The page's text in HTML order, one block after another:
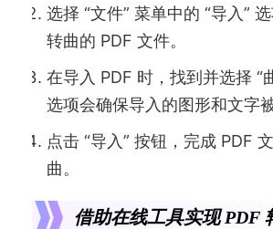
选择 “文件” 菜单中的 “导入”
转曲的 PDF 文件。
在导入 PDF 时，找到并选择 “
选项会确保导入的图形和文字
点击 “导入” 按钮，完成 PDF
曲。
借助在线工具实现 PDF